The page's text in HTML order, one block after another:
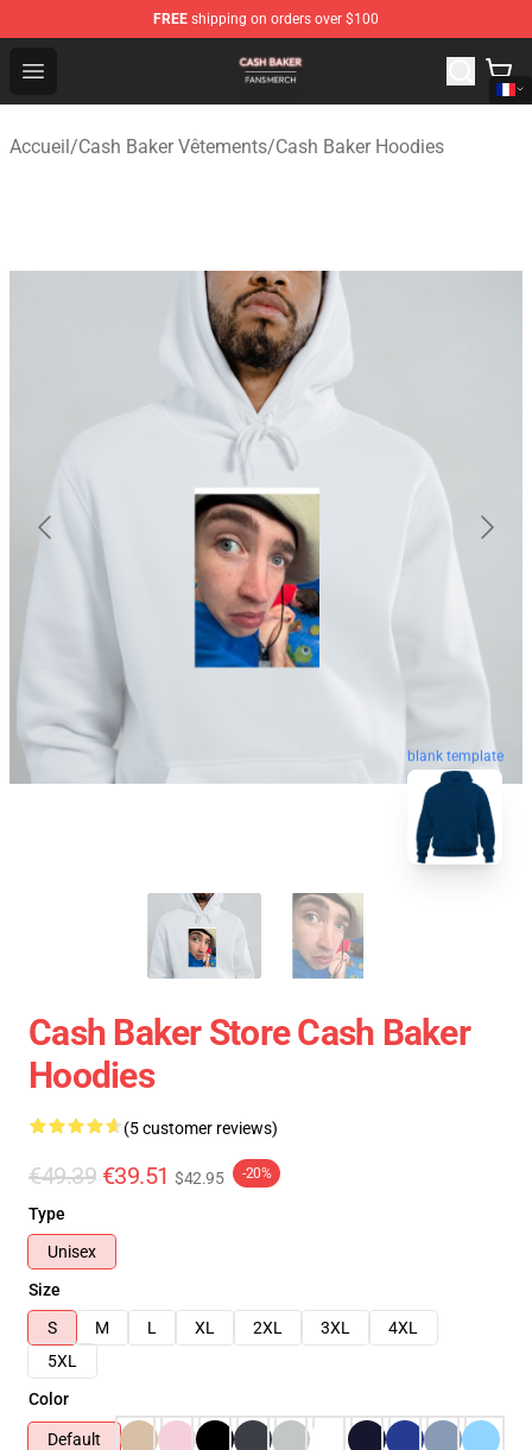
FREE shipping on orders over $100
Open menu
Cash Baker Shop - Official Cash Baker Merchandise
Accueil/Cash Baker Vêtements/Cash Baker Hoodies
blank template
Cash Baker Store Cash Baker
Hoodies
(5 customer reviews)
€49.39 €39.51 $42.95 -20%
Type
Unisex
Size
S
M L XL 2XL 3XL
4XL
5XL
Color
Default